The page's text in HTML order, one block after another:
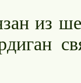
из